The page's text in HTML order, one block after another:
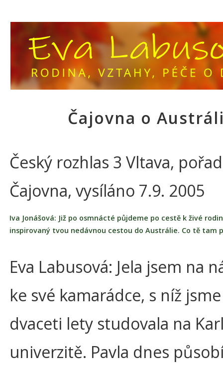
Čajovna o
Český rozhlas 3 Vltava, pořad
Čajovna, vysíláno 7.9. 2005
Iva Jonášová: Již po osmnácté půjdeme po cestě k živé
inspirovaný tvou nedávnou cestou do Austrálie. Co tě tam
Eva Labusová: Jela jsem na
ke své kamarádce, s níž
dvaceti lety studovala na
univerzitě. Pavla dnes